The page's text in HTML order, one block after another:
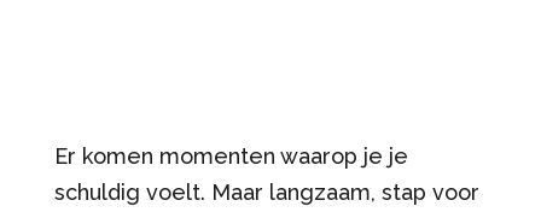
Er komen momenten waarop je je
schuldig voelt. Maar langzaam, stap voor